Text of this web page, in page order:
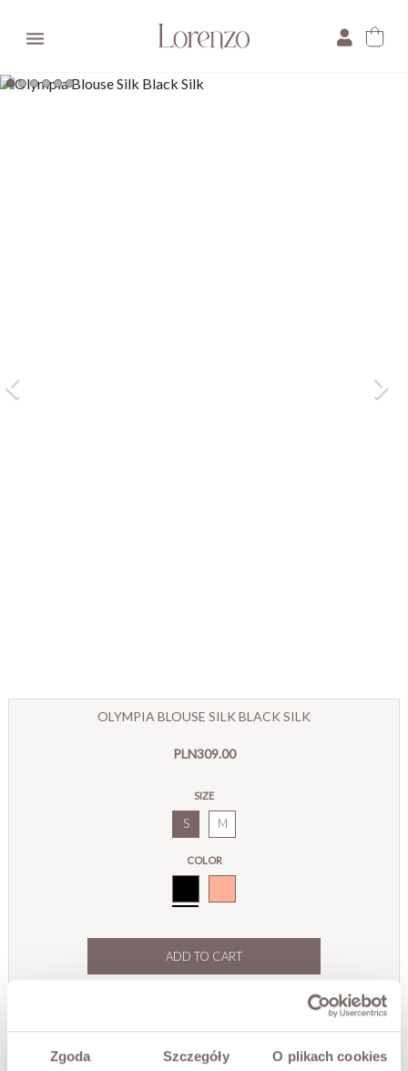
Zgoda Szczegóły O plikach cookies

OLYMPIA BLOUSE SILK BLACK SILK
PLN309.00
SIZE
S M
COLOR
ADD TO CART
DESCRIPTION